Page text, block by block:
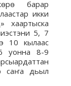
барар
икки
хаартыска
5, 7
10 кылаас
уонна 8-9
саҥа дьыл